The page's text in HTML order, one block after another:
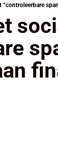
Boeken
Stop de Persen
Het Merk België
De